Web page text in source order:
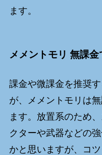
ます。
メメントモリ 無課金
課金や微課金を推奨
が、メメントモリは
ます。放置系のため
クターや武器などの
かと思いますが、コ